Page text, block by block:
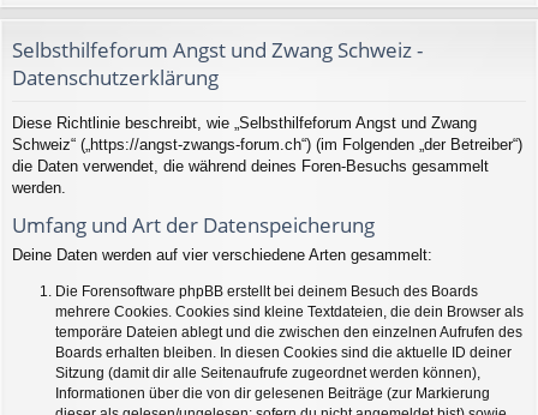
ug
Selbsthilfeforum Angst und Zwang Schweiz -
Datenschutzerklärung
Diese Richtlinie beschreibt, wie „Selbsthilfeforum Angst und Zwang
Schweiz“ („https://angst-zwangs-forum.ch“) (im Folgenden „der Betreiber“)
die Daten verwendet, die während deines Foren-Besuchs gesammelt
werden.
Umfang und Art der Datenspeicherung
Deine Daten werden auf vier verschiedene Arten gesammelt:
Die Forensoftware phpBB erstellt bei deinem Besuch des Boards
mehrere Cookies. Cookies sind kleine Textdateien, die dein Browser als
temporäre Dateien ablegt und die zwischen den einzelnen Aufrufen des
Boards erhalten bleiben. In diesen Cookies sind die aktuelle ID deiner
Sitzung (damit dir alle Seitenaufrufe zugeordnet werden können),
Informationen über die von dir gelesenen Beiträge (zur Markierung